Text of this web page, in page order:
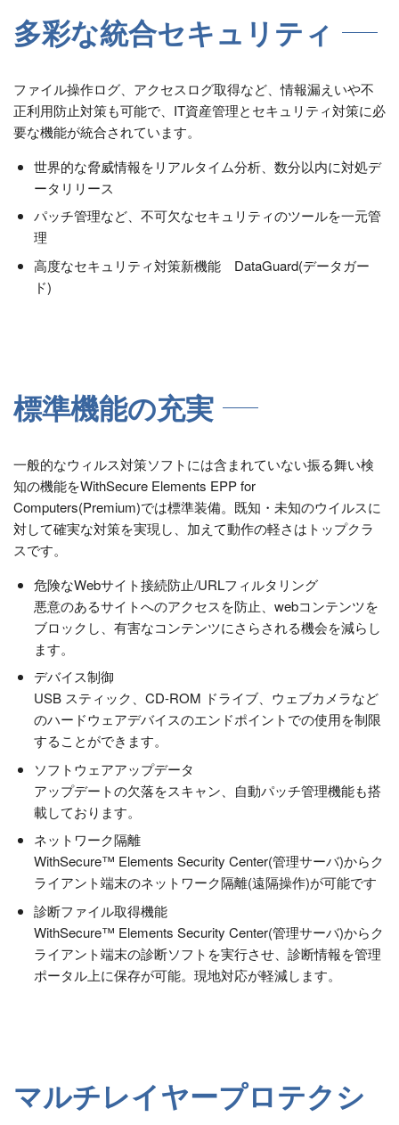
多彩な統合セキュリティ
ファイル操作ログ、アクセスログ取得など、情報漏えいや不
正利用防止対策も可能で、IT資産管理とセキュリティ対策に必
要な機能が統合されています。
世界的な脅威情報をリアルタイム分析、数分以内に対処デ
ータリリース
パッチ管理など、不可欠なセキュリティのツールを一元管
理
高度なセキュリティ対策新機能 DataGuard(データガー
ド)
標準機能の充実
一般的なウィルス対策ソフトには含まれていない振る舞い検
知の機能をWithSecure Elements EPP for
Computers(Premium)では標準装備。既知・未知のウイルスに
対して確実な対策を実現し、加えて動作の軽さはトップクラ
スです。
危険なWebサイト接続防止/URLフィルタリング
悪意のあるサイトへのアクセスを防止、webコンテンツを
ブロックし、有害なコンテンツにさらされる機会を減らし
ます。
デバイス制御
USB スティック、CD-ROM ドライブ、ウェブカメラなど
のハードウェアデバイスのエンドポイントでの使用を制限
することができます。
ソフトウェアアップデータ
アップデートの欠落をスキャン、自動パッチ管理機能も搭
載しております。
ネットワーク隔離
WithSecure™ Elements Security Center(管理サーバ)からク
ライアント端末のネットワーク隔離(遠隔操作)が可能です
診断ファイル取得機能
WithSecure™ Elements Security Center(管理サーバ)からク
ライアント端末の診断ソフトを実行させ、診断情報を管理
ポータル上に保存が可能。現地対応が軽減します。
マルチレイヤープロテクシ